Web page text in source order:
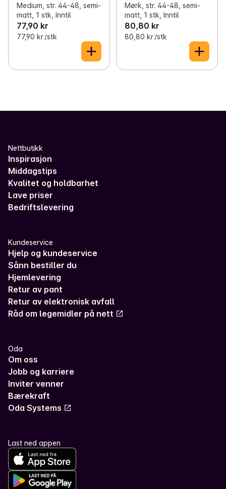
Medium, str. 44-48, semi-
matt, 1 stk, Inntil
77,90 kr
77,90 kr /stk
Mørk, str. 44-48, semi-
matt, 1 stk, Inntil
80,80 kr
80,80 kr /stk
Nettbutikk
Inspirasjon
Middagstips
Kvalitet og holdbarhet
Lave priser
Bedriftslevering
Kundeservice
Hjelp og kundeservice
Sånn bestiller du
Hjemlevering
Retur av pant
Retur av elektronisk avfall
Råd om legemidler på nett
Oda
Om oss
Jobb og karriere
Inviter venner
Bærekraft
Oda Systems
Last ned appen